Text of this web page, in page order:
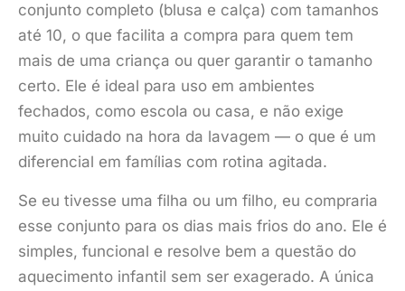
conjunto completo (blusa e calça) com tamanhos
até 10, o que facilita a compra para quem tem
mais de uma criança ou quer garantir o tamanho
certo. Ele é ideal para uso em ambientes
fechados, como escola ou casa, e não exige
muito cuidado na hora da lavagem — o que é um
diferencial em famílias com rotina agitada.
Se eu tivesse uma filha ou um filho, eu compraria
esse conjunto para os dias mais frios do ano. Ele é
simples, funcional e resolve bem a questão do
aquecimento infantil sem ser exagerado. A única